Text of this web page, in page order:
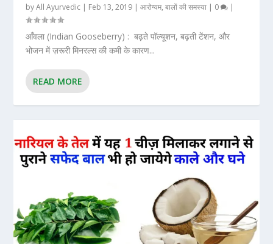
byAll Ayurvedic | Feb 13, 2019 |आरोग्यम,बालों की समस्या | 0 |
आँवला (Indian Gooseberry) : बढ़ते पॉल्यूशन, बढ़ती टेंशन, और
भोजन में ज़रूरी मिनरल्स की कमी के कारण...
READ MORE